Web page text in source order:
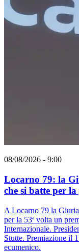
08/08/2026 - 9:00
Locarno 79: la
che si batte per
A Locarno 79 la Giuria
per la 53ª volta un
Internazionale.
Stutte. Premiazione il
ecumenico.